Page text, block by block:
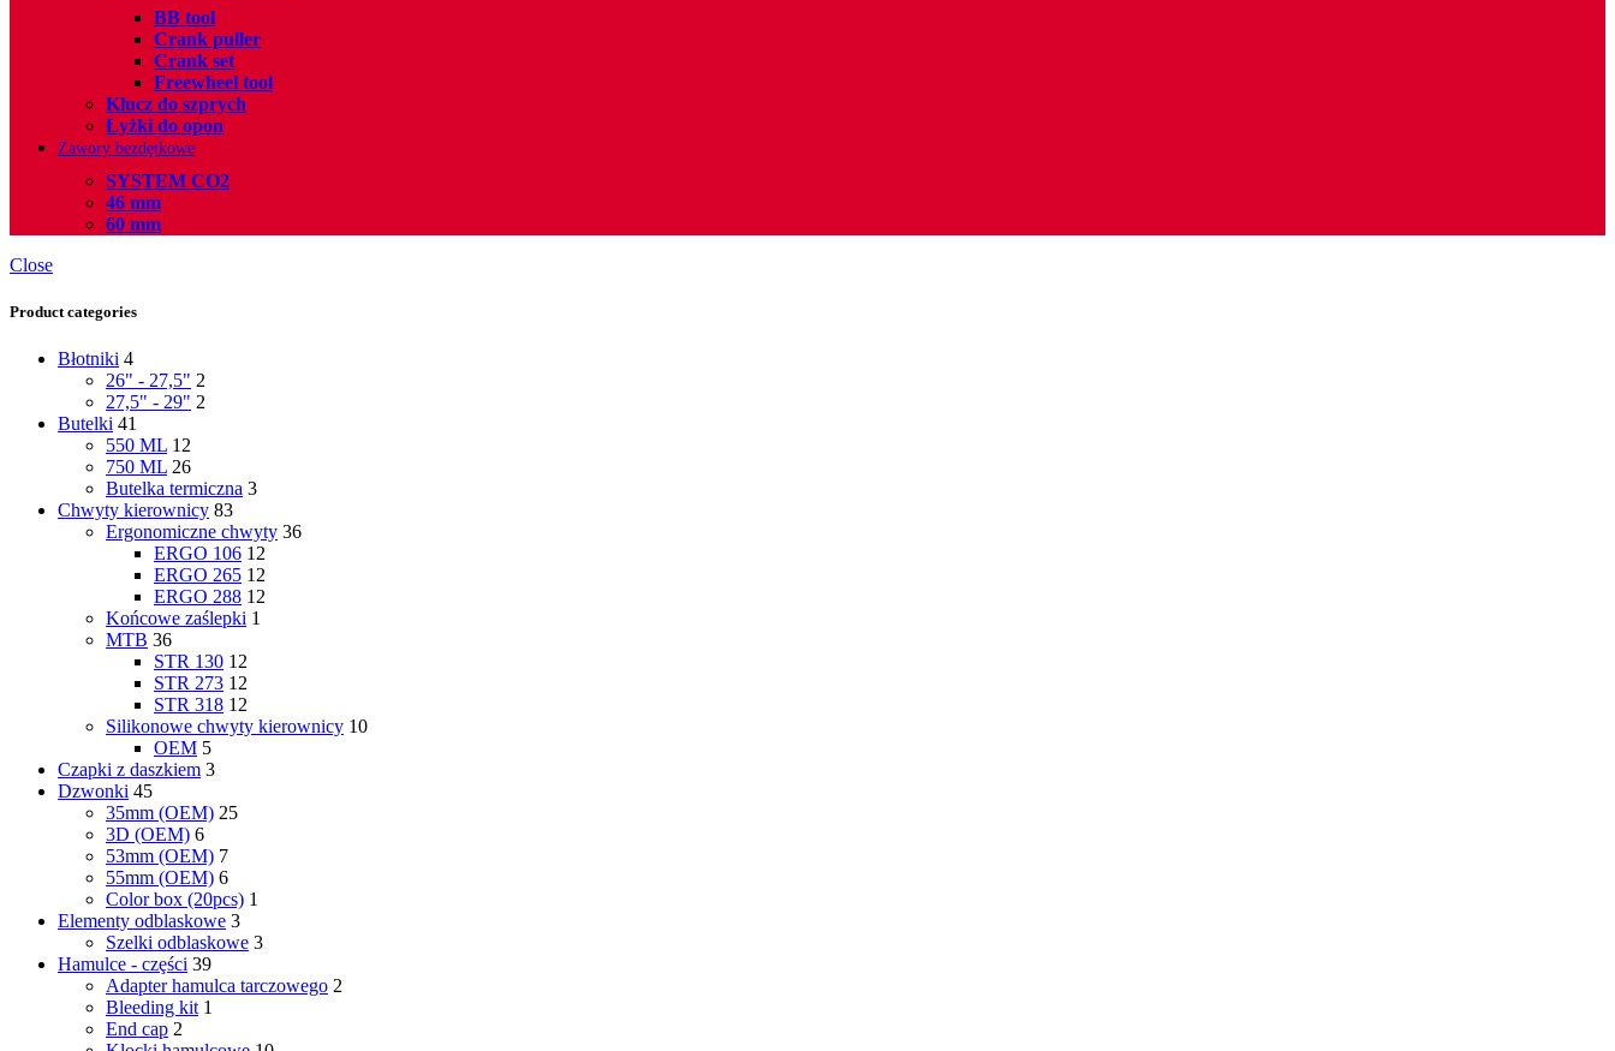
BB tool
Crank puller
Crank set
Freewheel tool
Klucz do szprych
Łyżki do opon
Zawory bezdętkowe
SYSTEM CO2
46 mm
60 mm
Close
Product categories
Błotniki 4
26" - 27,5" 2
27,5" - 29" 2
Butelki 41
550 ML 12
750 ML 26
Butelka termiczna 3
Chwyty kierownicy 83
Ergonomiczne chwyty 36
ERGO 106 12
ERGO 265 12
ERGO 288 12
Końcowe zaślepki 1
MTB 36
STR 130 12
STR 273 12
STR 318 12
Silikonowe chwyty kierownicy 10
OEM 5
Czapki z daszkiem 3
Dzwonki 45
35mm (OEM) 25
3D (OEM) 6
53mm (OEM) 7
55mm (OEM) 6
Color box (20pcs) 1
Elementy odblaskowe 3
Szelki odblaskowe 3
Hamulce - czȩści 39
Adapter hamulca tarczowego 2
Bleeding kit 1
End cap 2